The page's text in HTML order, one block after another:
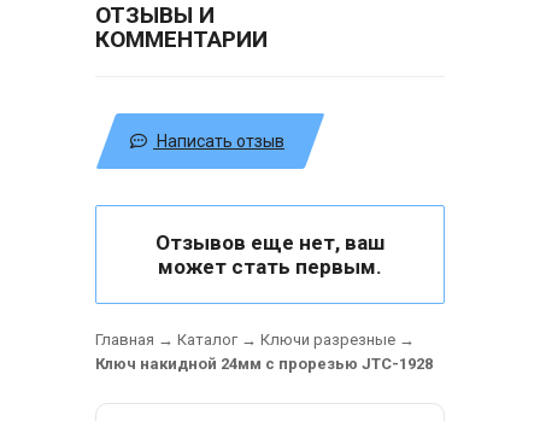
ОТЗЫВЫ И
КОММЕНТАРИИ
Написать отзыв
Отзывов еще нет, ваш
может стать первым.
Главная → Каталог→ Ключи разрезные →
Ключ накидной 24мм с прорезью JTC-1928